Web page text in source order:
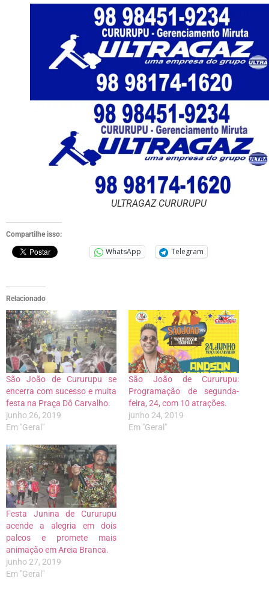
ULTRAGAZ CURURUPU
Compartilhe isso:
WhatsApp Telegram
Relacionado
São João de Cururupu se
encerra com sucesso e muita
festa na Praça Dô Carvalho.
junho 26, 2019
Em "Geral"
São João de Cururupu:
Programação de segunda-
feira, 24, com 10 atrações.
junho 24, 2019
Em "Geral"
Festa Junina de Cururupu
acende a alegria em dois
palcos e promete mais
animação em Areia Branca.
junho 27, 2019
Em "Geral"